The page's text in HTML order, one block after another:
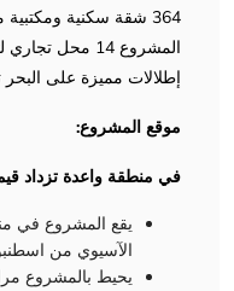
المشروع 14
إطلالات مميزة على
موقع المشروع:
في منطقة واعدة تزداد
يقع المشروع في
الآسيوي من
يحيط بالمشروع